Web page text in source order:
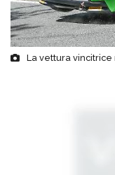
La vettura vincitrice